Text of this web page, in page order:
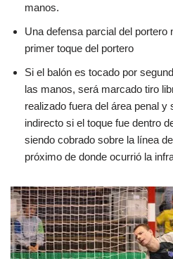
manos.
Una defensa parcial del
primer toque del portero
Si el balón es tocado por
las manos, será marcado tiro
realizado fuera del área penal y
indirecto si el toque fue dentro
siendo cobrado sobre la línea
próximo de donde ocurrió la